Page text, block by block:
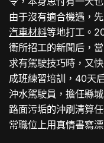
由于沒有適合機遇，
汽車材料等地打工。
衛所招工的新聞后，
求有駕駛技巧時，又
成班練習培訓，40天
沖水駕駛員，擔任縣
路面污垢的沖刷清算
常職位上用真情書寫